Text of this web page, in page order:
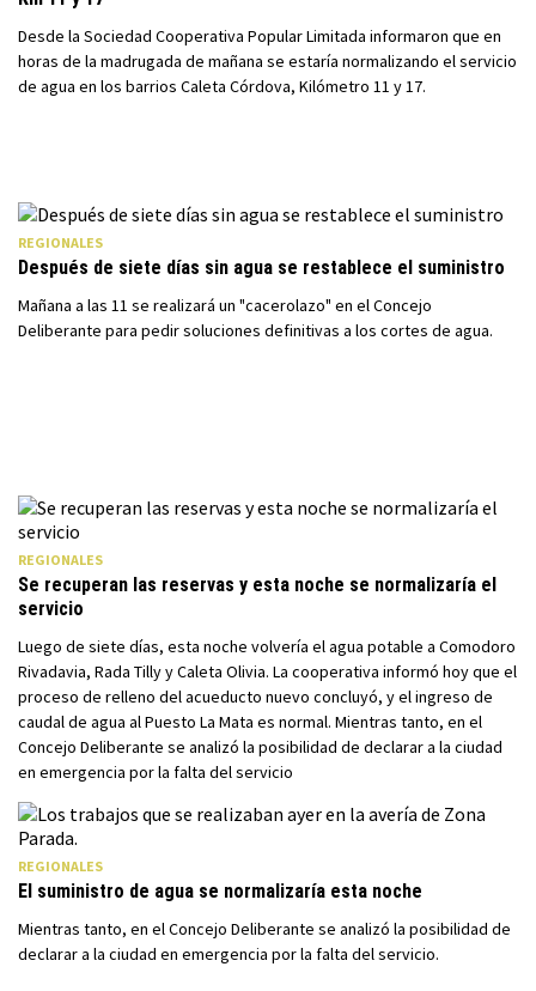
Desde la Sociedad Cooperativa Popular Limitada informaron que en
horas de la madrugada de mañana se estaría normalizando el servicio
de agua en los barrios Caleta Córdova, Kilómetro 11 y 17.
REGIONALES
Después de siete días sin agua se restablece el suministro
Mañana a las 11 se realizará un "cacerolazo" en el Concejo
Deliberante para pedir soluciones definitivas a los cortes de agua.
REGIONALES
Se recuperan las reservas y esta noche se normalizaría el
servicio
Luego de siete días, esta noche volvería el agua potable a Comodoro
Rivadavia, Rada Tilly y Caleta Olivia. La cooperativa informó hoy que el
proceso de relleno del acueducto nuevo concluyó, y el ingreso de
caudal de agua al Puesto La Mata es normal. Mientras tanto, en el
Concejo Deliberante se analizó la posibilidad de declarar a la ciudad
en emergencia por la falta del servicio
REGIONALES
El suministro de agua se normalizaría esta noche
Mientras tanto, en el Concejo Deliberante se analizó la posibilidad de
declarar a la ciudad en emergencia por la falta del servicio.